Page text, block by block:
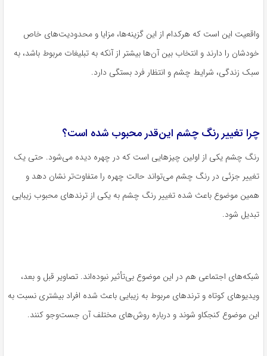
واقعیت این است که هرکدام از این گزینه‌ها، مزایا و محدودیت‌های خاص
خودشان را دارند و انتخاب بین آن‌ها بیشتر از آنکه به تبلیغات مربوط باشد، به
سبک زندگی، شرایط چشم و انتظار فرد بستگی دارد.
چرا تغییر رنگ چشم این‌قدر محبوب شده است؟
رنگ چشم یکی از اولین چیزهایی است که در چهره دیده می‌شود. حتی یک
تغییر جزئی در رنگ چشم می‌تواند حالت چهره را متفاوت‌تر نشان دهد و
همین موضوع باعث شده تغییر رنگ چشم به یکی از ترندهای محبوب زیبایی
تبدیل شود.
شبکه‌های اجتماعی هم در این موضوع بی‌تأثیر نبوده‌اند. تصاویر قبل و بعد،
ویدیوهای کوتاه و ترندهای مربوط به زیبایی باعث شده افراد بیشتری نسبت به
این موضوع کنجکاو شوند و درباره روش‌های مختلف آن جست‌وجو کنند.